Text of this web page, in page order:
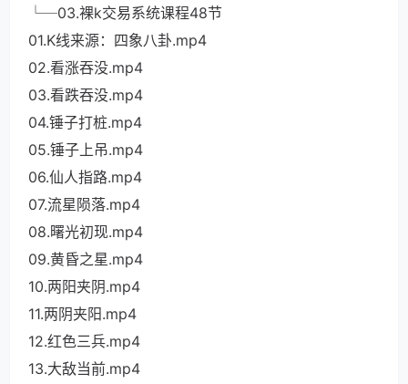
└─03.裸k交易系统课程48节
01.K线来源：四象八卦.mp4
02.看涨吞没.mp4
03.看跌吞没.mp4
04.锤子打桩.mp4
05.锤子上吊.mp4
06.仙人指路.mp4
07.流星陨落.mp4
08.曙光初现.mp4
09.黄昏之星.mp4
10.两阳夹阴.mp4
11.两阴夹阳.mp4
12.红色三兵.mp4
13.大敌当前.mp4